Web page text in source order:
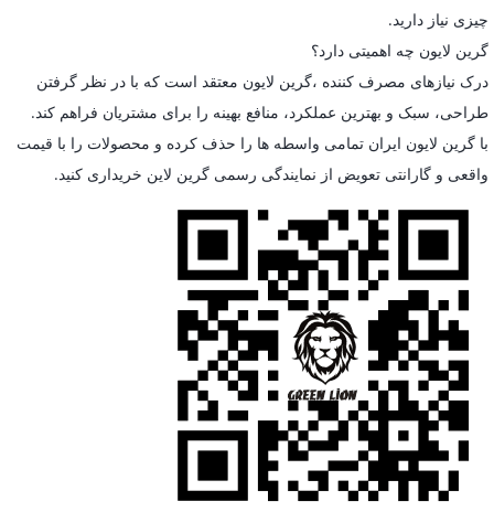
چیزی نیاز دارید.
گرین لایون چه اهمیتی دارد؟
درک نیازهای مصرف کننده ،گرین لایون معتقد است که با در نظر گرفتن
طراحی، سبک و بهترین عملکرد، منافع بهینه را برای مشتریان فراهم کند.
با گرین لایون ایران تمامی واسطه ها را حذف کرده و محصولات را با قیمت
واقعی و گارانتی تعویض از نمایندگی رسمی گرین لاین خریداری کنید.